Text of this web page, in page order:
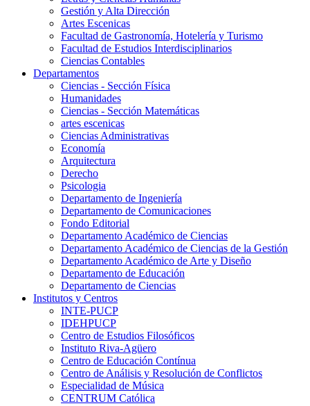
Gestión y Alta Dirección
Artes Escenicas
Facultad de Gastronomía, Hotelería y Turismo
Facultad de Estudios Interdisciplinarios
Ciencias Contables
Departamentos
Ciencias - Sección Física
Humanidades
Ciencias - Sección Matemáticas
artes escenicas
Ciencias Administrativas
Economía
Arquitectura
Derecho
Psicologia
Departamento de Ingeniería
Departamento de Comunicaciones
Fondo Editorial
Departamento Académico de Ciencias
Departamento Académico de Ciencias de la Gestión
Departamento Académico de Arte y Diseño
Departamento de Educación
Departamento de Ciencias
Institutos y Centros
INTE-PUCP
IDEHPUCP
Centro de Estudios Filosóficos
Instituto Riva-Agüero
Centro de Educación Contínua
Centro de Análisis y Resolución de Conflictos
Especialidad de Música
CENTRUM Católica